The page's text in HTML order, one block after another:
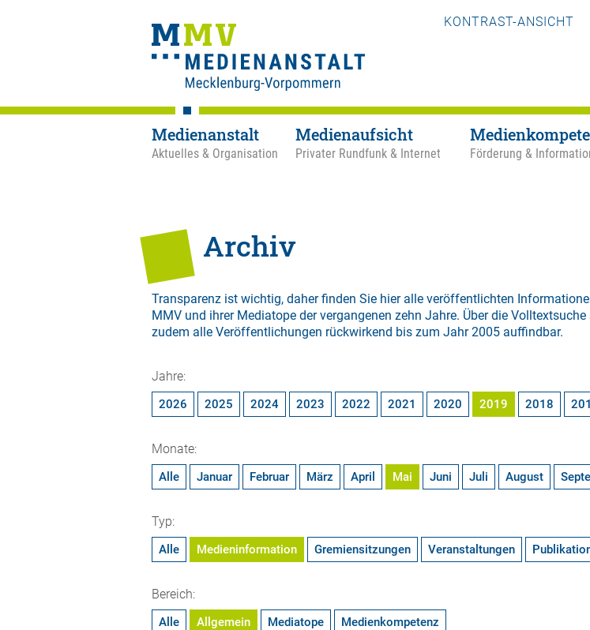
KONTRAST-ANSICHT
Medienanstalt
Aktuelles & Organisation
Medienaufsicht
Privater Rundfunk & Internet Förderung &
Archiv
Transparenz ist wichtig, daher finden Sie hier alle veröffentlichten
MMV und ihrer Mediatope der vergangenen zehn Jahre. Über die Volltextsuche
zudem alle Veröffentlichungen rückwirkend bis zum Jahr 2005 auffindbar.
Jahre:
2026 2025 2024 2023 2022 2021 2020 2019 2018
Monate:
Alle Januar Februar März April Mai Juni Juli August
Typ:
Alle Medieninformation Gremiensitzungen Veranstaltungen
Bereich:
Alle Allgemein Mediatope Medienkompetenz